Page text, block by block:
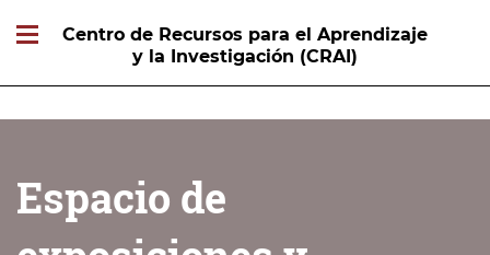
Centro de Recursos para el Aprendizaje
y la Investigación (CRAI)
Espacio de